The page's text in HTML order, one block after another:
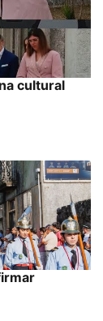
cultural